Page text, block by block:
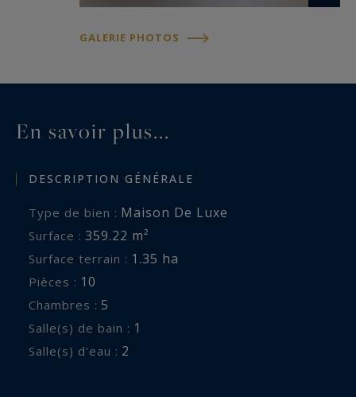
GALERIE PHOTOS
En savoir plus...
DESCRIPTION GÉNÉRALE
Type de bien : Maison De Luxe
Surface : 359.22 m²
Surface terrain : 1.35 ha
Pièces : 10
Chambres : 5
Salle(s) de bain : 1
Salle(s) d'eau : 2